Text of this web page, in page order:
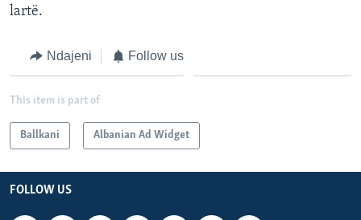
lartë.
Ndajeni Follow us
This item is part of
Ballkani Albanian Ad Widget
FOLLOW US